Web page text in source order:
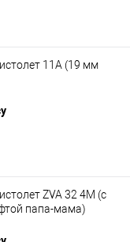
11А (19 мм
ZVA 32 4М (с
папа-мама)